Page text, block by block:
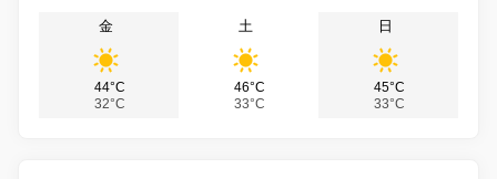
金
44°C
32°C
土
46°C
33°C
日
45°C
33°C